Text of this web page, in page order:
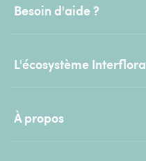
Besoin d'aide ?
L'écosystème Interflora
À propos